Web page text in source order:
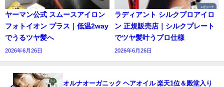
ヤーマン公式 スムースアイロン
フォトイオン プラス｜低温2way
でうるツヤ髪へ
2026年6月26日
ラディアント シルクプロアイロ
ン 正規販売店｜シルクプレート
でツヤ髪叶うプロ仕様
2026年6月26日
オルナオーガニック ヘアオイル 楽天1位＆殿堂入り